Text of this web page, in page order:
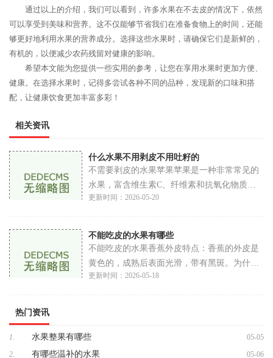
通过以上的介绍，我们可以看到，许多水果在不去皮的情况下，依然
可以享受到美味和营养。这不仅能够节省我们在准备食物上的时间，还能
够更好地利用水果的营养成分。选择这些水果时，请确保它们是新鲜的，
有机的，以便减少农药残留对健康的影响。
希望本文能为您提供一些实用的参考，让您在享用水果时更加方便、
健康。在选择水果时，记得多尝试各种不同的品种，发现新的口味和搭
配，让健康饮食更加丰富多彩！
相关资讯
什么水果不用剥皮不用吐籽的
不需要剥皮的水果苹果苹果是一种非常常见的
水果，富含维生素C、纤维素和抗氧化物质。
苹果的皮薄且可食用，其中的营养成分丰富。
用。苹
更新时间：2026-05-20
不能吃皮的水果有哪些
不能吃皮的水果香蕉外皮特点：香蕉的外皮是
黄色的，成熟后表面光滑，带有黑斑。为什么
不能吃皮：香蕉皮虽然可以食用，但生吃口感
更新时间：2026-05-18
热门资讯
1. 水果整果有哪些
05-05
2.
有哪些温补的水果 05-06